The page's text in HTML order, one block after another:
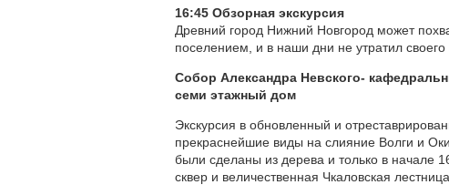
16:45 Обзорная экскурсия
Древний город Нижний Новгород может
поселением, и в наши дни не утратил
Собор Александра Невского-
семи этажный дом
Экскурсия в обновленный и
прекраснейшие виды на слияние Волги и
были сделаны из дерева и только в начале
сквер и величественная Чкаловская